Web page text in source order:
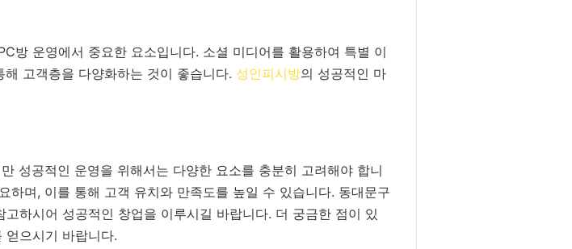
방 운영에서 중요한 요소입니다. 소셜 미디어를 활용하여 특별 이
고객층을 다양화하는 것이 좋습니다. 성인피시방의 성공적인 마
성공적인 운영을 위해서는 다양한 요소를 충분히 고려해야 합니
하며, 이를 통해 고객 유치와 만족도를 높일 수 있습니다. 동대문구
하시어 성공적인 창업을 이루시길 바랍니다. 더 궁금한 점이 있
얻으시기 바랍니다.